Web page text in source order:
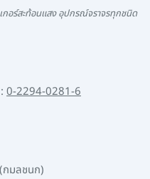
กอร์สะท้อนแสง อุปกรณ์จราจรทุกชนิด
: 0-2294-0281-6
(กมลชนก)